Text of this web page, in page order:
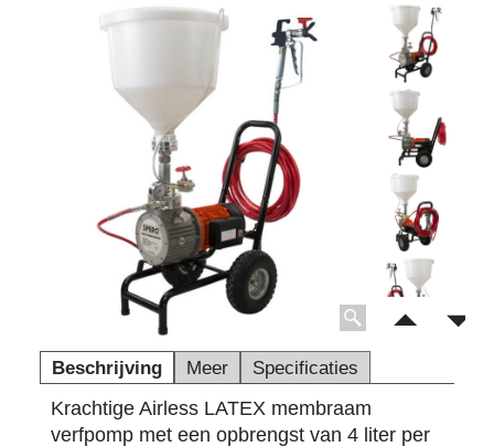
Beschrijving Meer Specificaties
Krachtige Airless LATEX membraam
verfpomp met een opbrengst van 4 liter per